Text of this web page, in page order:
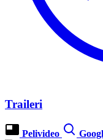
Traileri
Pelivideo